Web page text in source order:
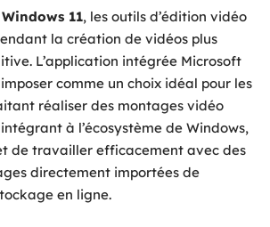
Windows 11, les outils d’édition vidéo
la création de vidéos plus
L’application intégrée Microsoft
comme un choix idéal pour les
réaliser des montages vidéo
à l’écosystème de Windows,
de travailler efficacement avec des
directement importées de
en ligne.